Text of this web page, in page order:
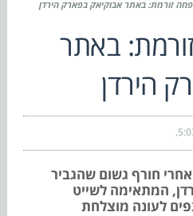
זורמת: באתר אבוקיאק בפארק הירדן
באתר
הירדן
נפתחת אחרי חורף גשום שהגביר
המתאימה לשייט
לעונה מוצלחת